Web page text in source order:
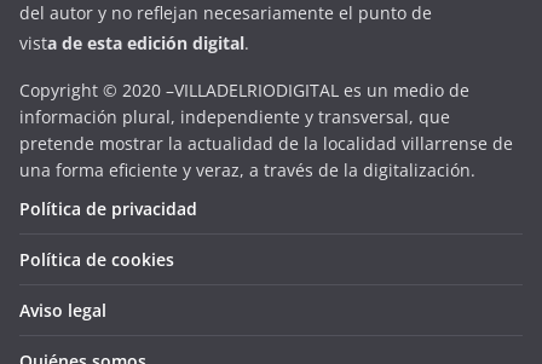
del autor y no reflejan necesariamente el punto de
vista de esta edición digital.
Copyright © 2020 –VILLADELRIODIGITAL es un medio de
información plural, independiente y transversal, que
pretende mostrar la actualidad de la localidad villarrense de
una forma eficiente y veraz, a través de la digitalización.
Política de privacidad
Política de cookies
Aviso legal